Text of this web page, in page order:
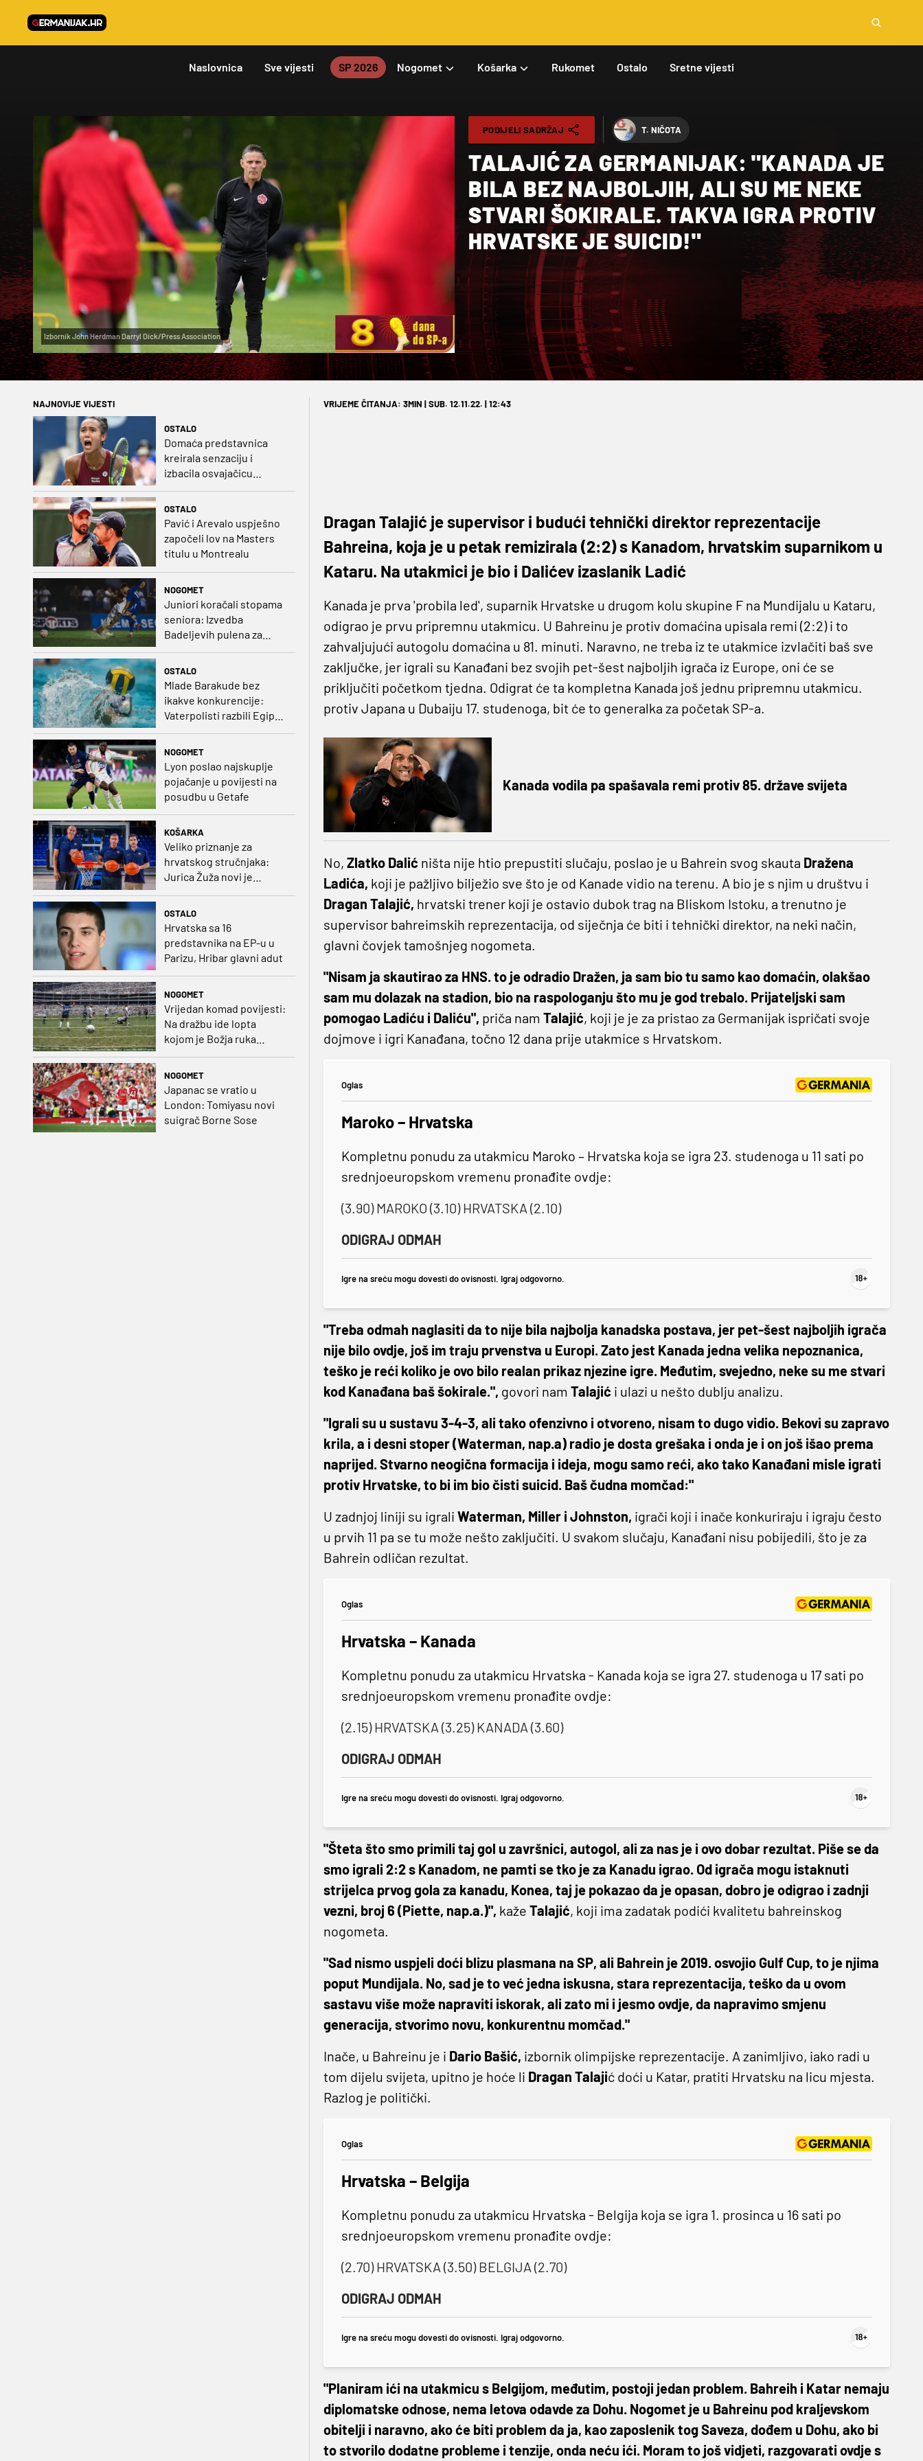
Naslovnica Sve vijesti SP 2026 Nogomet Košarka Rukomet Ostalo Sretne vijesti
Izbornik John Herdman Darryl Dick/Press Association
PODIJELI SADRŽAJ T. NIČOTA
TALAJIĆ ZA GERMANIJAK: "KANADA JE
BILA BEZ NAJBOLJIH, ALI SU ME NEKE
STVARI ŠOKIRALE. TAKVA IGRA PROTIV
HRVATSKE JE SUICID!"
NAJNOVIJE VIJESTI
OSTALO
Domaća predstavnica
kreirala senzaciju i
izbacila osvajačicu
OSTALO
Pavić i Arevalo uspješno
započeli lov na Masters
titulu u Montrealu
NOGOMET
Juniori koračali stopama
seniora: Izvedba
Badeljevih pulena za
čistu peticu protiv
OSTALO
Mlade Barakude bez
ikakve konkurencije:
Vaterpolisti razbili Egipat
za polufinale SP-a!
NOGOMET
Lyon poslao najskuplje
pojačanje u povijesti na
posudbu u Getafe
KOŠARKA
Veliko priznanje za
hrvatskog stručnjaka:
Jurica Žuža novi je
OSTALO
Hrvatska sa 16
predstavnika na EP-u u
Parizu, Hribar glavni adut
NOGOMET
Vrijedan komad povijesti:
Na dražbu ide lopta
kojom je Božja ruka
NOGOMET
Japanac se vratio u
London: Tomiyasu novi
suigrač Borne Sose
VRIJEME ČITANJA: 3MIN | SUB. 12.11.22. | 12:43
Dragan Talajić je supervisor i budući tehnički direktor reprezentacije
Bahreina, koja je u petak remizirala (2:2) s Kanadom, hrvatskim suparnikom u
Kataru. Na utakmici je bio i Dalićev izaslanik Ladić
Kanada je prva 'probila led', suparnik Hrvatske u drugom kolu skupine F na Mundijalu u Kataru,
odigrao je prvu pripremnu utakmicu. U Bahreinu je protiv domaćina upisala remi (2:2) i to
zahvaljujući autogolu domaćina u 81. minuti. Naravno, ne treba iz te utakmice izvlačiti baš sve
zaključke, jer igrali su Kanađani bez svojih pet-šest najboljih igrača iz Europe, oni će se
priključiti početkom tjedna. Odigrat će ta kompletna Kanada još jednu pripremnu utakmicu.
protiv Japana u Dubaiju 17. studenoga, bit će to generalka za početak SP-a.
Kanada vodila pa spašavala remi protiv 85. države svijeta
No, Zlatko Dalić ništa nije htio prepustiti slučaju, poslao je u Bahrein svog skauta Dražena
Ladića, koji je pažljivo bilježio sve što je od Kanade vidio na terenu. A bio je s njim u društvu i
Dragan Talajić, hrvatski trener koji je ostavio dubok trag na Bliskom Istoku, a trenutno je
supervisor bahreimskih reprezentacija, od siječnja će biti i tehnički direktor, na neki način,
glavni čovjek tamošnjeg nogometa.
"Nisam ja skautirao za HNS. to je odradio Dražen, ja sam bio tu samo kao domaćin, olakšao
sam mu dolazak na stadion, bio na raspologanju što mu je god trebalo. Prijateljski sam
pomogao Ladiću i Daliću", priča nam Talajić, koji je je za pristao za Germanijak ispričati svoje
dojmove i igri Kanađana, točno 12 dana prije utakmice s Hrvatskom.
Oglas
Maroko – Hrvatska
Kompletnu ponudu za utakmicu Maroko – Hrvatska koja se igra 23. studenoga u 11 sati po
srednjoeuropskom vremenu pronađite ovdje:
(3.90) MAROKO (3.10) HRVATSKA (2.10)
ODIGRAJ ODMAH
Igre na sreću mogu dovesti do ovisnosti. Igraj odgovorno.
"Treba odmah naglasiti da to nije bila najbolja kanadska postava, jer pet-šest najboljih igrača
nije bilo ovdje, još im traju prvenstva u Europi. Zato jest Kanada jedna velika nepoznanica,
teško je reći koliko je ovo bilo realan prikaz njezine igre. Međutim, svejedno, neke su me stvari
kod Kanađana baš šokirale.", govori nam Talajić i ulazi u nešto dublju analizu.
"Igrali su u sustavu 3-4-3, ali tako ofenzivno i otvoreno, nisam to dugo vidio. Bekovi su zapravo
krila, a i desni stoper (Waterman, nap.a) radio je dosta grešaka i onda je i on još išao prema
naprijed. Stvarno neogična formacija i ideja, mogu samo reći, ako tako Kanađani misle igrati
protiv Hrvatske, to bi im bio čisti suicid. Baš čudna momčad:"
U zadnjoj liniji su igrali Waterman, Miller i Johnston, igrači koji i inače konkuriraju i igraju često
u prvih 11 pa se tu može nešto zaključiti. U svakom slučaju, Kanađani nisu pobijedili, što je za
Bahrein odličan rezultat.
Oglas
Hrvatska – Kanada
Kompletnu ponudu za utakmicu Hrvatska - Kanada koja se igra 27. studenoga u 17 sati po
srednjoeuropskom vremenu pronađite ovdje:
(2.15) HRVATSKA (3.25) KANADA (3.60)
ODIGRAJ ODMAH
Igre na sreću mogu dovesti do ovisnosti. Igraj odgovorno.
"Šteta što smo primili taj gol u završnici, autogol, ali za nas je i ovo dobar rezultat. Piše se da
smo igrali 2:2 s Kanadom, ne pamti se tko je za Kanadu igrao. Od igrača mogu istaknuti
strijelca prvog gola za kanadu, Konea, taj je pokazao da je opasan, dobro je odigrao i zadnji
vezni, broj 6 (Piette, nap.a.)", kaže Talajić, koji ima zadatak podići kvalitetu bahreinskog
nogometa.
"Sad nismo uspjeli doći blizu plasmana na SP, ali Bahrein je 2019. osvojio Gulf Cup, to je njima
poput Mundijala. No, sad je to već jedna iskusna, stara reprezentacija, teško da u ovom
sastavu više može napraviti iskorak, ali zato mi i jesmo ovdje, da napravimo smjenu
generacija, stvorimo novu, konkurentnu momčad."
Inače, u Bahreinu je i Dario Bašić, izbornik olimpijske reprezentacije. A zanimljivo, iako radi u
tom dijelu svijeta, upitno je hoće li Dragan Talajić doći u Katar, pratiti Hrvatsku na licu mjesta.
Razlog je politički.
Oglas
Hrvatska – Belgija
Kompletnu ponudu za utakmicu Hrvatska - Belgija koja se igra 1. prosinca u 16 sati po
srednjoeuropskom vremenu pronađite ovdje:
(2.70) HRVATSKA (3.50) BELGIJA (2.70)
ODIGRAJ ODMAH
Igre na sreću mogu dovesti do ovisnosti. Igraj odgovorno.
"Planiram ići na utakmicu s Belgijom, međutim, postoji jedan problem. Bahreih i Katar nemaju
diplomatske odnose, nema letova odavde za Dohu. Nogomet je u Bahreinu pod kraljevskom
obitelji i naravno, ako će biti problem da ja, kao zaposlenik tog Saveza, dođem u Dohu, ako bi
to stvorilo dodatne probleme i tenzije, onda neću ići. Moram to još vidjeti, razgovarati ovdje s